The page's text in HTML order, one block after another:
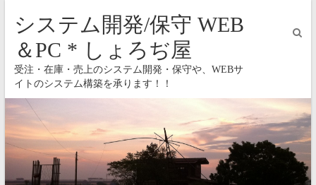
システム開発/保守 WEB
＆PC * しょろぢ屋
受注・在庫・売上のシステム開発・保守や、WEBサ
イトのシステム構築を承ります！！